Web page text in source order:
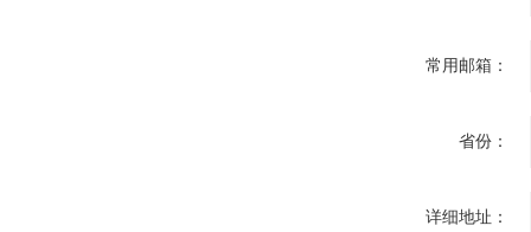
常用邮箱：
省份：
详细地址：